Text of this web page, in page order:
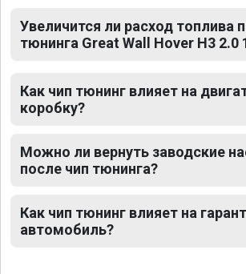
Увеличится ли расход топлива
тюнинга Great Wall Hover H3 2.0
Как чип тюнинг влияет на
коробку?
Можно ли вернуть заводские
после чип тюнинга?
Как чип тюнинг влияет на
автомобиль?